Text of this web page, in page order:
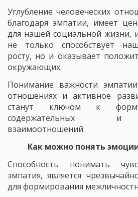
Углубление человеческих
благодаря эмпатии, имеет
для нашей социальной жизни,
не только способствует
росту, но и оказывает
окружающих.
Понимание важности
отношениях и активное
станут ключом к
содержательных и
взаимоотношений.
Как можно понять
Способность понимать
эмпатия, является
для формирования